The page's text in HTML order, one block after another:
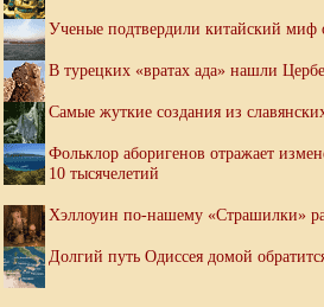
Ученые подтвердили китайский миф
В турецких «вратах ада» нашли
Самые жуткие создания из
Фольклор аборигенов отражает
10 тысячелетий
Хэллоуин по-нашему «Страшилки»
Долгий путь Одиссея домой